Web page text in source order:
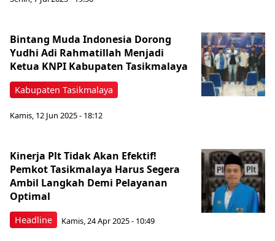
Kabupaten Tasikmalaya
Bintang Muda Indonesia Dorong
Yudhi Adi Rahmatillah Menjadi
Ketua KNPI Kabupaten Tasikmalaya
Kamis, 12 Jun 2025 - 18:12
Headline
Kinerja Plt Tidak Akan Efektif!
Pemkot Tasikmalaya Harus Segera
Ambil Langkah Demi Pelayanan
Optimal
Kamis, 24 Apr 2025 - 10:49